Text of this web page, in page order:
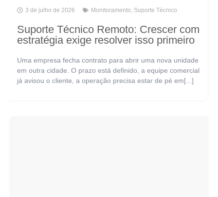
3 de julho de 2026 Monitoramento Suporte Técnico
Suporte Técnico Remoto: Crescer com
estratégia exige resolver isso primeiro
Uma empresa fecha contrato para abrir uma nova unidade
em outra cidade. O prazo está definido, a equipe comercial
já avisou o cliente, a operação precisa estar de pé em[...]